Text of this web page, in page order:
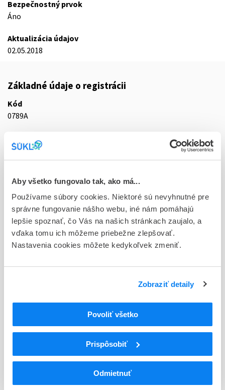
Aby všetko fungovalo tak, ako má...
Používame súbory cookies. Niektoré sú nevyhnutné pre
správne fungovanie nášho webu, iné nám pomáhajú
lepšie spoznať, čo Vás na našich stránkach zaujalo, a
vďaka tomu ich môžeme priebežne zlepšovať.
Nastavenia cookies môžete kedykoľvek zmeniť.
Zobraziť detaily
Povoliť všetko
Prispôsobiť
Odmietnuť
Bezpečnostný prvok
Áno
Aktualizácia údajov
02.05.2018
Základné údaje o registrácii
Kód
0789A
Registračné číslo
65/0225/12-S
tbl plg 40x25 mg (blis.PVC/PVDC/Al)
Stav
D - Registrácia bez obmedzenia platnosti
Typ registračnej procedúry
N
Centrálna nervová sústava
Opioidné analgetiká (anodyná)